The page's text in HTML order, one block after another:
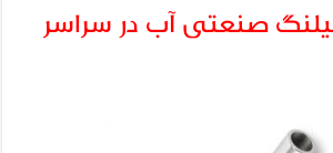
صنعتی آب در سراسر